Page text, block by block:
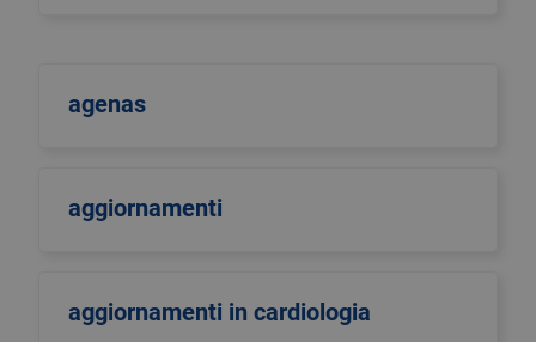
agenas
aggiornamenti
aggiornamenti in cardiologia